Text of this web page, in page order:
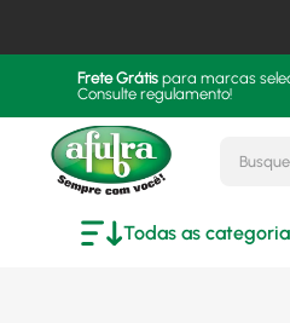
Frete Grátis para marcas
Consulte regulamento!
Todas as